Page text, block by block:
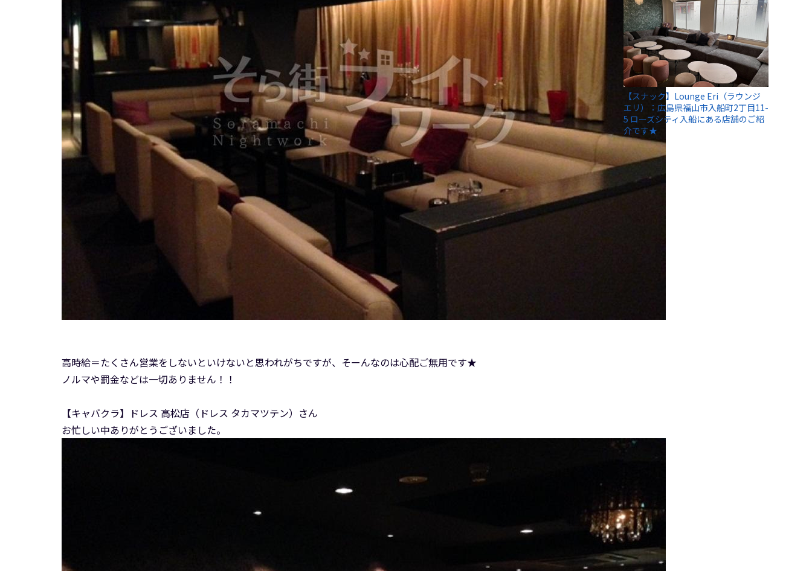
高時給＝たくさん営業をしないといけないと思われがちですが、そーんなのは心配ご無用です★
ノルマや罰金などは一切ありません！！
【キャバクラ】ドレス 高松店（ドレス タカマツテン）さん
お忙しい中ありがとうございました。
【スナック】Lounge Eri（ラウンジ
エリ）：広島県福山市入船町2丁目11-
5 ローズシティ入船にある店舗のご紹
介です★